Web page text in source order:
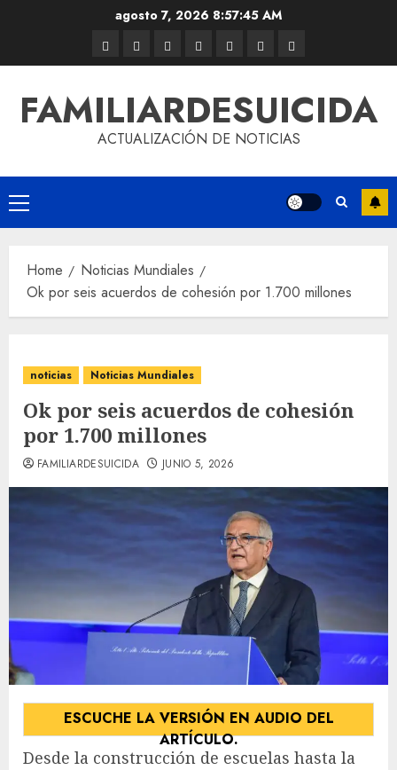
agosto 7, 2026 8:57:46 AM
FAMILIARDESUICIDA
ACTUALIZACIÓN DE NOTICIAS
Home
Noticias Mundiales
Ok por seis acuerdos de cohesión por 1.700 millones
noticias Noticias Mundiales
Ok por seis acuerdos de cohesión
por 1.700 millones
FAMILIARDESUICIDA JUNIO 5, 2026
ESCUCHE LA VERSIÓN EN AUDIO DEL
ARTÍCULO.
Desde la construcción de escuelas hasta la